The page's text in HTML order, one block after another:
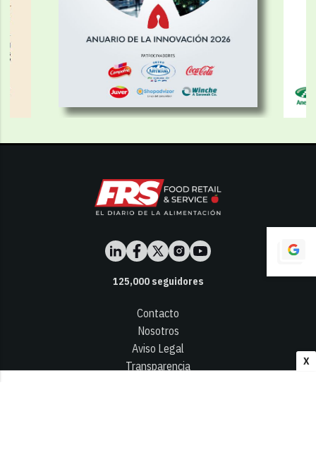
X
125,000seguidores
Contacto
Nosotros
Aviso Legal
Transparencia